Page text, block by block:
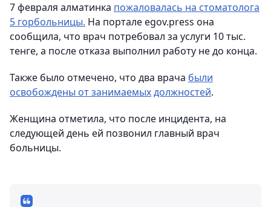
7 февраля алматинка пожаловалась на стоматолога
5 горбольницы. На портале egov.press она
сообщила, что врач потребовал за услуги 10 тыс.
тенге, а после отказа выполнил работу не до конца.
Также было отмечено, что два врача были
освобождены от занимаемыхдолжностей.
Женщина отметила, что после инцидента, на
следующей день ей позвонил главный врач
больницы.